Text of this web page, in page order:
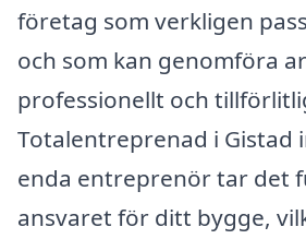
företag som verkligen
och som kan genomföra
professionellt och
Totalentreprenad i Gistad
enda entreprenör tar det
ansvaret för ditt bygge,